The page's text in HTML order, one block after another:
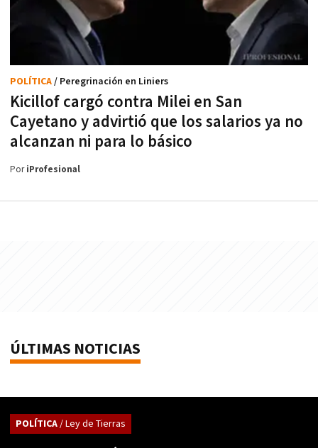
Kicillof cargó contra Milei en San
Cayetano y advirtió que los salarios ya no
alcanzan ni para lo básico
POLÍTICA/ Peregrinación en Liniers
PoriProfesional
ÚLTIMAS NOTICIAS
POLÍTICA / Ley de Tierras